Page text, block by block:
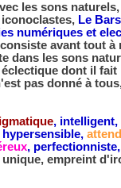
les sons
, Le
numériques et
avant tout à
dans les sons
dont il fait
pas donné à
, intelligent,
hypersensible,
,
empreint